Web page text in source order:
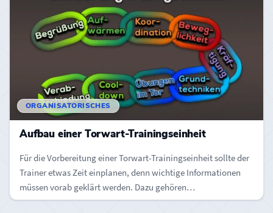
ORGANISATORISCHES
Aufbau einer Torwart-Trainingseinheit
Für die Vorbereitung einer Torwart-Trainingseinheit sollte der
Trainer etwas Zeit einplanen, denn wichtige Informationen
müssen vorab geklärt werden. Dazu gehören…